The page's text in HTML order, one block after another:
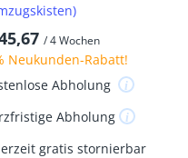
/ 4 Wochen
Neukunden-Rabatt!
Abholung
Abholung
gratis stornierbar